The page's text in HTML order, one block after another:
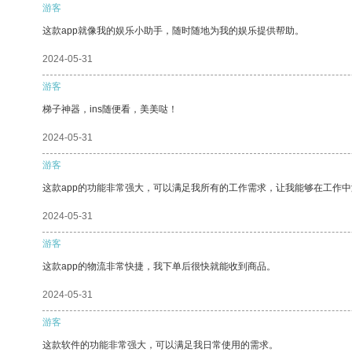
游客
这款app就像我的娱乐小助手，随时随地为我的娱乐提供帮助。
2024-05-31
游客
梯子神器，ins随便看，美美哒！
2024-05-31
游客
这款app的功能非常强大，可以满足我所有的工作需求，让我能够在工作中
2024-05-31
游客
这款app的物流非常快捷，我下单后很快就能收到商品。
2024-05-31
游客
这款软件的功能非常强大，可以满足我日常使用的需求。